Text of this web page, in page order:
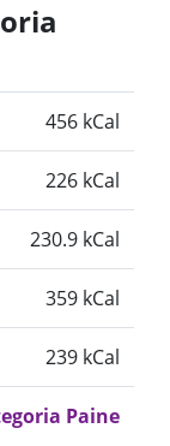
456 kCal
226 kCal
230.9 kCal
359 kCal
239 kCal
Paine